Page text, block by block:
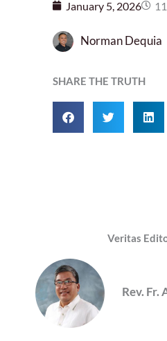
January 5, 2026
Norman Dequia
SHARE THE TRUTH
Veritas
Rev. Fr.